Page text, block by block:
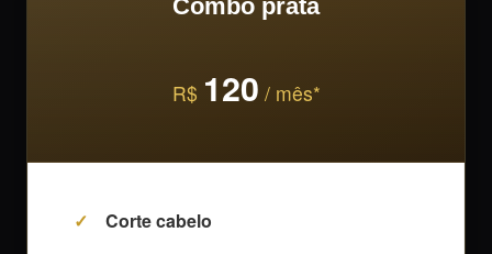
Combo prata
R$ 120 / mês*
Corte cabelo